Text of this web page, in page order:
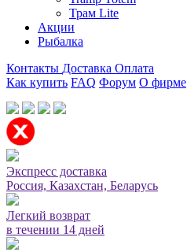
Трам Lite
Акции
Рыбалка
Контакты Доставка Оплата
Как купить FAQ Форум О фирме
Экспресс доставка
Россия, Казахстан, Беларусь
Легкий возврат
в течении 14 дней